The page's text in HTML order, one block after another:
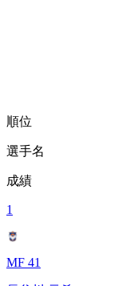
順位
選手名
成績
1
MF 41